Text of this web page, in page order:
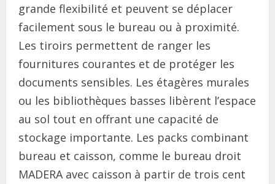
grande flexibilité et peuvent se déplacer
facilement sous le bureau ou à proximité.
Les tiroirs permettent de ranger les
fournitures courantes et de protéger les
documents sensibles. Les étagères murales
ou les bibliothèques basses libèrent l’espace
au sol tout en offrant une capacité de
stockage importante. Les packs combinant
bureau et caisson, comme le bureau droit
MADERA avec caisson à partir de trois cent